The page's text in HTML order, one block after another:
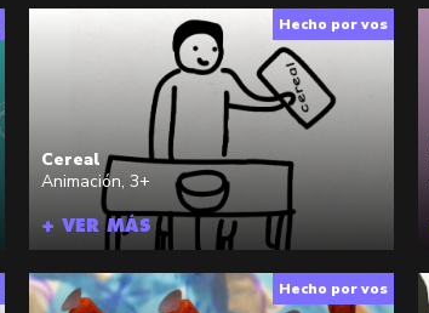
Hecho por vos
Cereal
Animación, 3+
+ VER MÁS
Hecho por vos